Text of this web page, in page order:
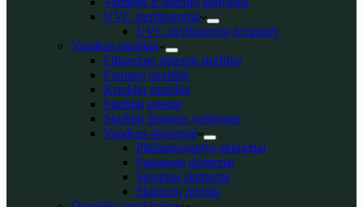
UVC sterilizatoriai
UVC sterilizatorių lemputės
Vandens siurbliai
Filtravimo sistemų siurbliai
Fontanų siurbliai
Krioklių siurbliai
Siurblių priedai
Siurblių išmanus valdymas
Vandens skimeriai
Plūduriuojantys skimeriai
Pastatomi skimeriai
Sieniniai skimeriai
Skimerių priedai